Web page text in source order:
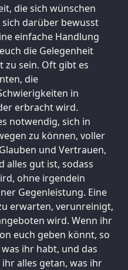
die sich wünschen
darüber bewusst
einfache Handlung
die Gelegenheit
zu sein. Oft gibt es
die
in
erbracht wird.
notwendig, sich in
zu können, voller
und Vertrauen,
alles gut ist, sodass
ohne irgendein
Gegenleistung. Eine
erwarten, verunreinigt,
wird. Wenn ihr
euch geben könnt, so
ihr habt, und das
alles getan, was ihr